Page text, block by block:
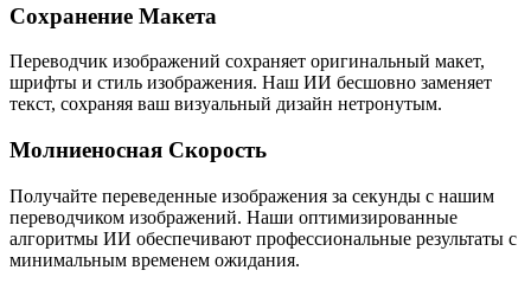
Сохранение Макета
Переводчик изображений сохраняет оригинальный макет,
шрифты и стиль изображения. Наш ИИ бесшовно заменяет
текст, сохраняя ваш визуальный дизайн нетронутым.
Молниеносная Скорость
Получайте переведенные изображения за секунды с нашим
переводчиком изображений. Наши оптимизированные
алгоритмы ИИ обеспечивают профессиональные результаты с
минимальным временем ожидания.